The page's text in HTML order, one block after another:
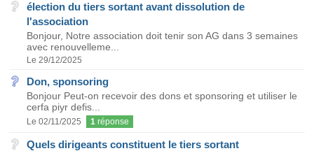
élection du tiers sortant avant dissolution de
l'association
Bonjour, Notre association doit tenir son AG dans 3 semaines
avec renouvelleme...
Le 29/12/2025
Don, sponsoring
Bonjour Peut-on recevoir des dons et sponsoring et utiliser le
cerfa piyr defis...
Le 02/11/2025 1 réponse
Quels dirigeants constituent le tiers sortant